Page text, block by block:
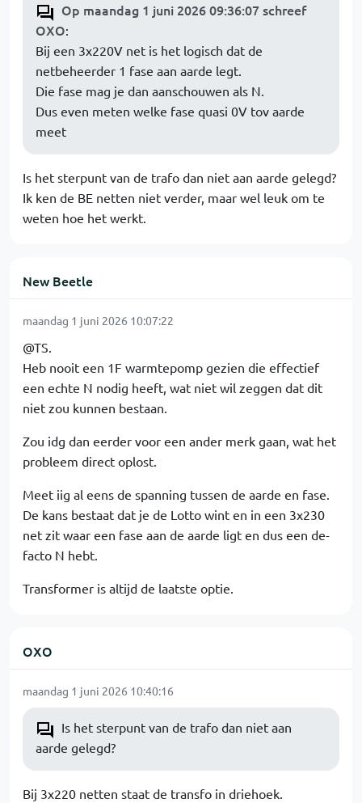
Op maandag 1 juni 2026 09:36:07 schreef
OXO:
Bij een 3x220V net is het logisch dat de
netbeheerder 1 fase aan aarde legt.
Die fase mag je dan aanschouwen als N.
Dus even meten welke fase quasi 0V tov aarde
meet
Is het sterpunt van de trafo dan niet aan aarde gelegd?
Ik ken de BE netten niet verder, maar wel leuk om te
weten hoe het werkt.
New Beetle
maandag 1 juni 2026 10:07:22
@TS.
Heb nooit een 1F warmtepomp gezien die effectief
een echte N nodig heeft, wat niet wil zeggen dat dit
niet zou kunnen bestaan.
Zou idg dan eerder voor een ander merk gaan, wat het
probleem direct oplost.
Meet iig al eens de spanning tussen de aarde en fase.
De kans bestaat dat je de Lotto wint en in een 3x230
net zit waar een fase aan de aarde ligt en dus een de-
facto N hebt.
Transformer is altijd de laatste optie.
OXO
maandag 1 juni 2026 10:40:16
Is het sterpunt van de trafo dan niet aan
aarde gelegd?
Bij 3x220 netten staat de transfo in driehoek.